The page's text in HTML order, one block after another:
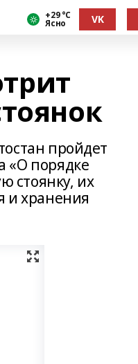
+29 °С
Ясно VK
пройдет
«О порядке
стоянку, их
и хранения